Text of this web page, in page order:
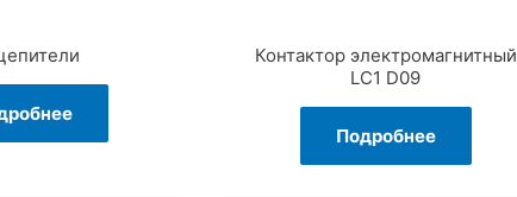
Контактор электромагнитный
LC1 D09
Подробнее